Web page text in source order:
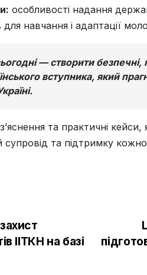
особливості надання
навчання і адаптації
— створити безпечні,
вступника, який
та практичні
та підтримку
ІІТКН на базі